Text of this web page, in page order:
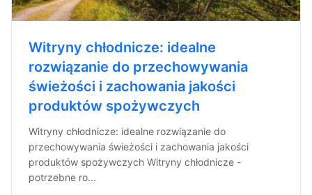
Witryny chłodnicze: idealne
rozwiązanie do przechowywania
świeżości i zachowania jakości
produktów spożywczych
Witryny chłodnicze: idealne rozwiązanie do
przechowywania świeżości i zachowania jakości
produktów spożywczych Witryny chłodnicze -
potrzebne ro...